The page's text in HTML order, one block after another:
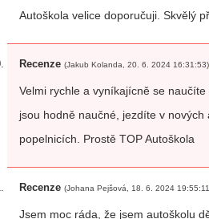
Autoškola velice doporučuji. Skvělý
Recenze (Jakub Kolanda, 20. 6. 2024 16:31:53)
Velmi rychle a vyníkajícně se
jsou hodně naučné, jezdíte v nových
popelnicích. Prostě TOP Autoškola
Recenze (Johana Pejšová, 18. 6. 2024
Jsem moc ráda, že jsem autoškolu